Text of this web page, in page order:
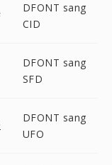
DFONT sang
CID
DFONT sang
SFD
DFONT sang
UFO